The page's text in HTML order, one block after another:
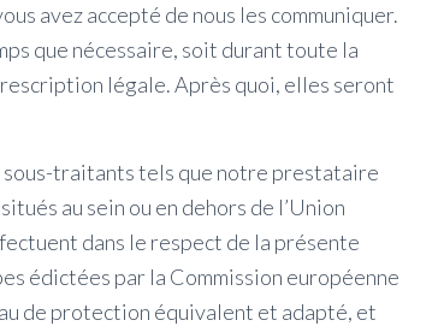
avez accepté de nous les communiquer.
que nécessaire, soit durant toute la
légale. Après quoi, elles seront
sous-traitants tels que notre prestataire
au sein ou en dehors de l’Union
dans le respect de la présente
édictées par la Commission européenne
de protection équivalent et adapté, et